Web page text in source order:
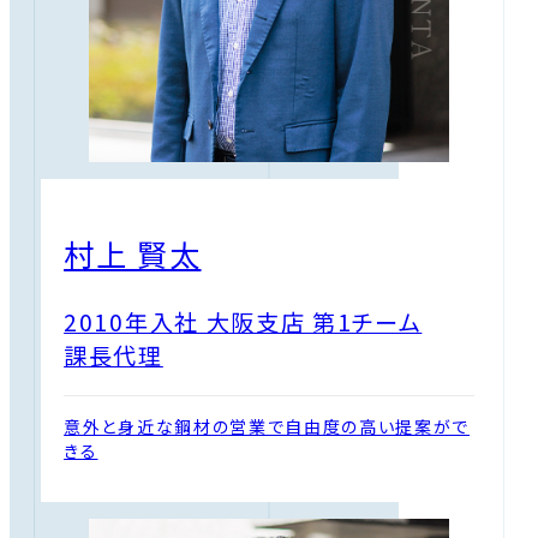
村上 賢太
2010年入社 大阪支店 第1チーム
課長代理
意外と身近な鋼材の営業で自由度の高い提案がで
きる